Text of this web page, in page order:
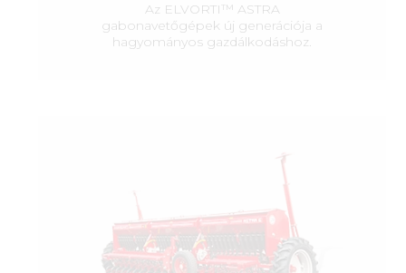
Az ELVORTI™ ASTRA
gabonavetőgépek új generációja a
hagyományos gazdálkodáshoz.